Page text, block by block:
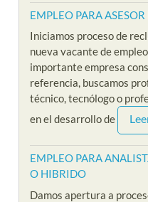
EMPLEO PARA
Iniciamos proceso de
nueva vacante de
importante empresa
referencia, buscamos
técnico, tecnólogo o
en el desarrollo de
EMPLEO PARA
O HIBRIDO
Damos apertura a